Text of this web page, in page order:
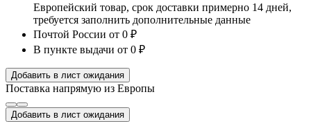
Европейский товар, срок доставки примерно 14 дней,
требуется заполнить дополнительные данные
Почтой России от 0 ₽
В пункте выдачи от 0 ₽
Добавить в лист ожидания
Поставка напрямую из Европы
Добавить в лист ожидания